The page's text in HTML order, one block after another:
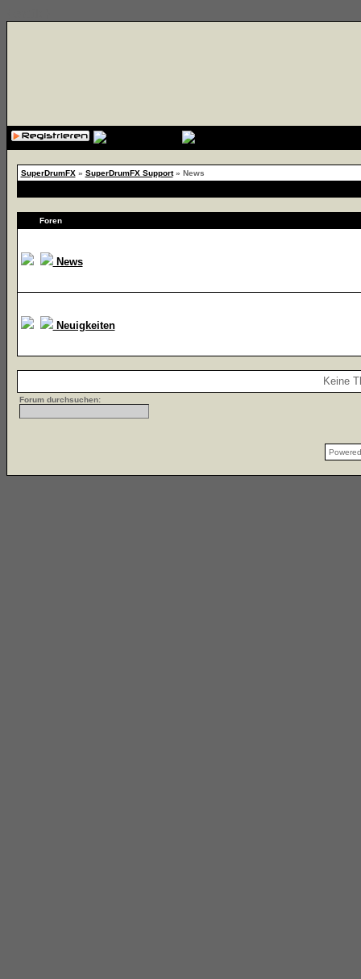
SuperDrumFX» SuperDrumFX Support» News
Foren
News
Neuigkeiten
Keine
Forum durchsuchen: